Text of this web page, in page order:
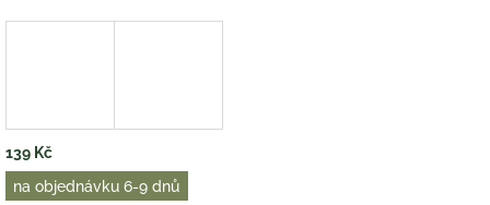
139 Kč
Měrná
cena:
na objednávku 6-9 dnů